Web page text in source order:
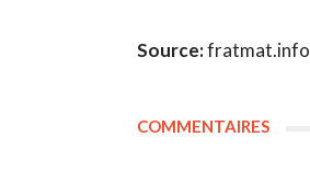
Source:fratmat.info
COMMENTAIRES